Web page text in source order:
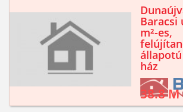
Baracsi
m²-es,
ház
38.8 M